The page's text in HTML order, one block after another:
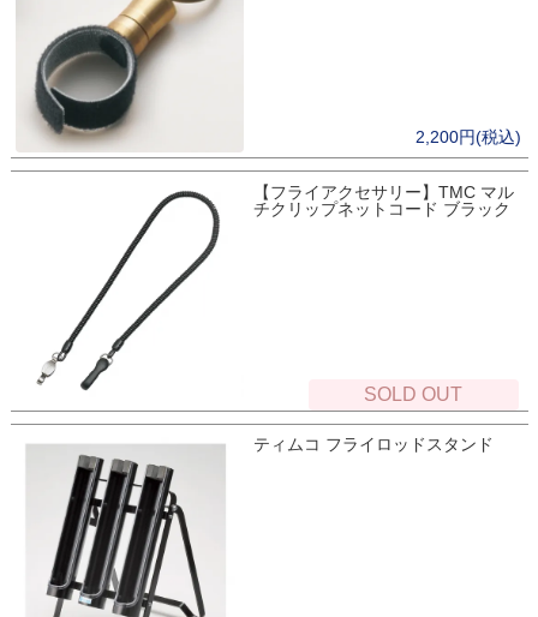
2,200円(税込)
【フライアクセサリー】TMC マル
チクリップネットコード ブラック
SOLD OUT
ティムコ フライロッドスタンド